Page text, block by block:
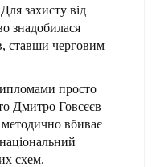
захисту від
знадобилася
ставши черговим
просто
Дмитро Говсєєв
методично вбиває
схем.